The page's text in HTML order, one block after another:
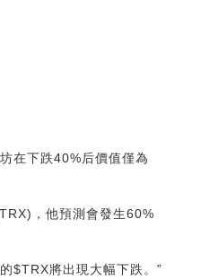
在下跌40%后價值僅為
，他預測會發生60%
$TRX將出現大幅下跌。”